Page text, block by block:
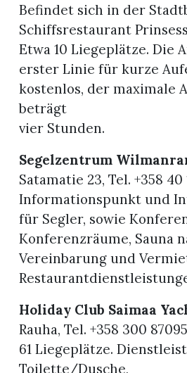
Befindet sich in der
Schiffsrestaurant
Etwa 10 Liegeplätze. Die
erster Linie für kurze
kostenlos, der maximale
beträgt
vier Stunden.
Segelzentrum
Satamatie 23, Tel. +358 40
Informationspunkt und
für Segler, sowie
Konferenzräume, Sauna
Vereinbarung und
Holiday Club Saimaa
Rauha, Tel. +358 300
61 Liegeplätze.
Toilette/Dusche,